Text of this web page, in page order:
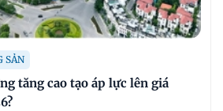
SẢN
tăng cao tạo áp lực lên giá